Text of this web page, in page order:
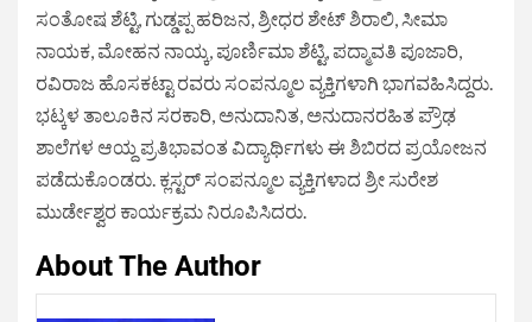
ಸಂತೋಷ ಶೆಟ್ಟಿ, ಗುಡ್ಡಪ್ಪ ಹರಿಜನ, ಶ್ರೀಧರ ಶೇಟ್ ಶಿರಾಲಿ, ಸೀಮಾ
ನಾಯಕ, ಮೋಹನ ನಾಯ್ಕ, ಪೂರ್ಣಿಮಾ ಶೆಟ್ಟಿ, ಪದ್ಮಾವತಿ ಪೂಜಾರಿ,
ರವಿರಾಜ ಹೊಸಕಟ್ಟಾ ರವರು ಸಂಪನ್ಮೂಲ ವ್ಯಕ್ತಿಗಳಾಗಿ ಭಾಗವಹಿಸಿದ್ದರು.
ಭಟ್ಕಳ ತಾಲೂಕಿನ ಸರಕಾರಿ, ಅನುದಾನಿತ, ಅನುದಾನರಹಿತ ಪ್ರೌಢ
ಶಾಲೆಗಳ ಆಯ್ದ ಪ್ರತಿಭಾವಂತ ವಿದ್ಯಾರ್ಥಿಗಳು ಈ ಶಿಬಿರದ ಪ್ರಯೋಜನ
ಪಡೆದುಕೊಂಡರು. ಕ್ಲಸ್ಟರ್ ಸಂಪನ್ಮೂಲ ವ್ಯಕ್ತಿಗಳಾದ ಶ್ರೀ ಸುರೇಶ
ಮುರ್ಡೇಶ್ವರ ಕಾರ್ಯಕ್ರಮ ನಿರೂಪಿಸಿದರು.
About The Author